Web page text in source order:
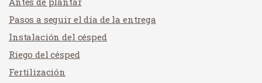
Pasos a seguir el día de la entrega
Instalación del césped
Riego del césped
Fertilización